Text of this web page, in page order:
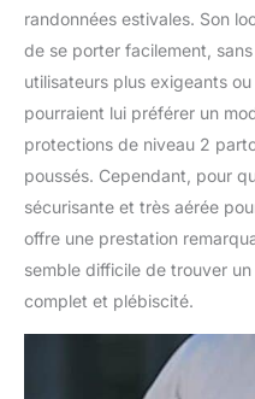
randonnées estivales. Son
de se porter facilement,
utilisateurs plus exigeants
pourraient lui préférer un
protections de niveau 2
poussés. Cependant, pour
sécurisante et très aérée
offre une prestation
semble difficile de trouver
complet et plébiscité.